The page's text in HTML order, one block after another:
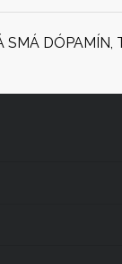
SMÁ DÓPAMÍN,